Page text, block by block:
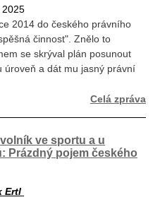
2025
2014 do českého právního
činnost". Znělo to
se skrýval plán posunout
úroveň a dát mu jasný právní
Celá zpráva
ve sportu a u
Prázdný pojem českého
Ertl